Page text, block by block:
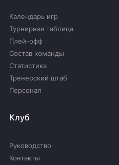
Календарь игр
Турнирная таблица
Плей-офф
Состав команды
Статистика
Тренерский штаб
Персонал
Клуб
Руководство
Контакты